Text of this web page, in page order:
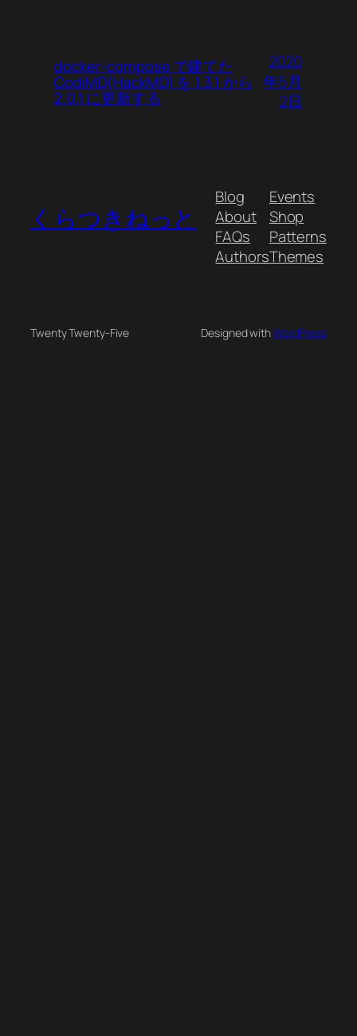
docker-compose で建てた
CodiMD(HackMD) を 1.3.1 から
2.0.1 に更新する
2020
年5月
2日
くらつきねっと
Blog
About
FAQs
Authors
Events
Shop
Patterns
Themes
Twenty Twenty-Five Designed withWordPress